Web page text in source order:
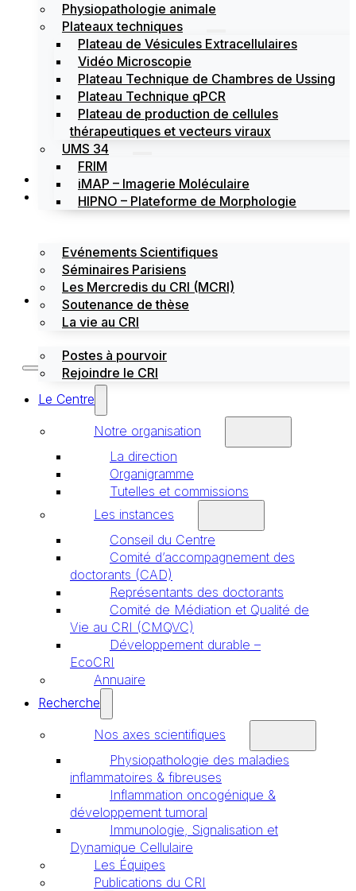
Physiopathologie animale
Plateaux techniques
Plateau de Vésicules Extracellulaires
Vidéo Microscopie
Plateau Technique de Chambres de Ussing
Plateau Technique qPCR
Plateau de production de cellules
thérapeutiques et vecteurs viraux
UMS 34
FRIM
iMAP – Imagerie Moléculaire
HIPNO – Plateforme de Morphologie
Actualités
Évènements
Evénements Scientifiques
Séminaires Parisiens
Les Mercredis du CRI (MCRI)
Soutenance de thèse
La vie au CRI
Emploi / stages
Postes à pourvoir
Rejoindre le CRI
Le Centre
Notre organisation
La direction
Organigramme
Tutelles et commissions
Les instances
Conseil du Centre
Comité d’accompagnement des
doctorants (CAD)
Représentants des doctorants
Comité de Médiation et Qualité de
Vie au CRI (CMQVC)
Développement durable –
EcoCRI
Annuaire
Recherche
Nos axes scientifiques
Physiopathologie des maladies
inflammatoires & fibreuses
Inflammation oncogénique &
développement tumoral
Immunologie, Signalisation et
Dynamique Cellulaire
Les Équipes
Publications du CRI